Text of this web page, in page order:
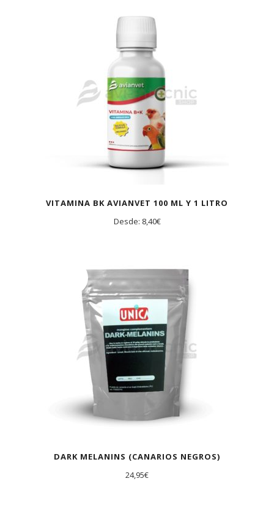
VITAMINA BK AVIANVET 100 ML Y 1 LITRO
Desde: 8,40€
AGOTADO
DARK MELANINS (CANARIOS NEGROS)
24,95€